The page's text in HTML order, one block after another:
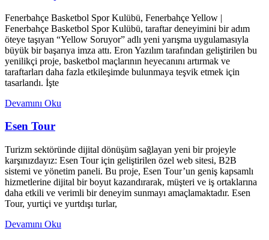
Fenerbahçe Basketbol Spor Kulübü, Fenerbahçe Yellow |
Fenerbahçe Basketbol Spor Kulübü, taraftar deneyimini bir adım
öteye taşıyan “Yellow Soruyor” adlı yeni yarışma uygulamasıyla
büyük bir başarıya imza attı. Eron Yazılım tarafından geliştirilen bu
yenilikçi proje, basketbol maçlarının heyecanını artırmak ve
taraftarları daha fazla etkileşimde bulunmaya teşvik etmek için
tasarlandı. İşte
Devamını Oku
Esen Tour
Turizm sektöründe dijital dönüşüm sağlayan yeni bir projeyle
karşınızdayız: Esen Tour için geliştirilen özel web sitesi, B2B
sistemi ve yönetim paneli. Bu proje, Esen Tour’un geniş kapsamlı
hizmetlerine dijital bir boyut kazandırarak, müşteri ve iş ortaklarına
daha etkili ve verimli bir deneyim sunmayı amaçlamaktadır. Esen
Tour, yurtiçi ve yurtdışı turlar,
Devamını Oku